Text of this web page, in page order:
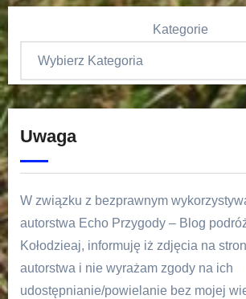
Kategorie
Uwaga
W związku z bezprawnym
autorstwa Echo Przygody – Blog
Kołodzieaj, informuję iż zdjęcia na
autorstwa i nie wyrażam zgody na ich
udostępnianie/powielanie bez mojej